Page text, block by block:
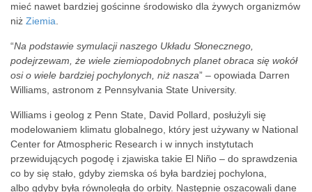
mieć nawet bardziej gościnne środowisko dla żywych organizmów
niż Ziemia
“Na podstawie symulacji naszego Układu Słonecznego,
podejrzewam, że wiele ziemiopodobnych planet obraca się wokół
osi o wiele bardziej pochylonych, niż nasza” – opowiada Darren
Williams, astronom z Pennsylvania State University.
Williams i geolog z Penn State, David Pollard, posłużyli się
modelowaniem klimatu globalnego, który jest używany w National
Center for Atmospheric Research i w innych instytutach
przewidujących pogodę i zjawiska takie El Niño – do sprawdzenia
co by się stało, gdyby ziemska oś była bardziej pochylona,
albo gdyby była równoległa do orbity. Następnie oszacowali dane